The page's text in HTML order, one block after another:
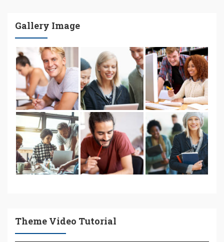
Gallery Image
Theme Video Tutorial